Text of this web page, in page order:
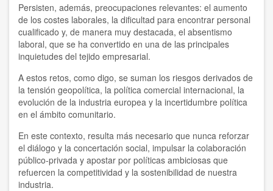
Persisten, además, preocupaciones relevantes: el aumento
de los costes laborales, la dificultad para encontrar personal
cualificado y, de manera muy destacada, el absentismo
laboral, que se ha convertido en una de las principales
inquietudes del tejido empresarial.
A estos retos, como digo, se suman los riesgos derivados de
la tensión geopolítica, la política comercial internacional, la
evolución de la industria europea y la incertidumbre política
en el ámbito comunitario.
En este contexto, resulta más necesario que nunca reforzar
el diálogo y la concertación social, impulsar la colaboración
público-privada y apostar por políticas ambiciosas que
refuercen la competitividad y la sostenibilidad de nuestra
industria.